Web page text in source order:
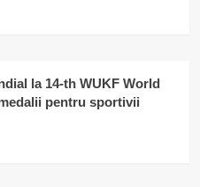
la 14-th WUKF World
pentru sportivii